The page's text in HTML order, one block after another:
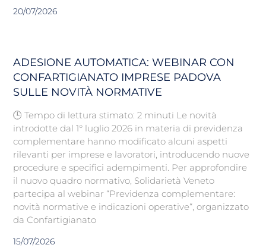
20/07/2026
ADESIONE AUTOMATICA: WEBINAR CON
CONFARTIGIANATO IMPRESE PADOVA
SULLE NOVITÀ NORMATIVE
🕒 Tempo di lettura stimato: 2 minuti Le novità
introdotte dal 1° luglio 2026 in materia di previdenza
complementare hanno modificato alcuni aspetti
rilevanti per imprese e lavoratori, introducendo nuove
procedure e specifici adempimenti. Per approfondire
il nuovo quadro normativo, Solidarietà Veneto
partecipa al webinar “Previdenza complementare:
novità normative e indicazioni operative“, organizzato
da Confartigianato
15/07/2026